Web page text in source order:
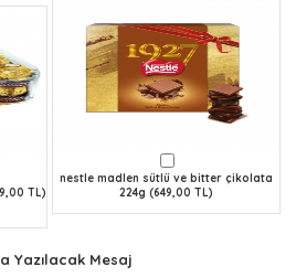
TL)
nestle madlen sütlü ve bitter çikolata
224g (649,00 TL)
Yazılacak Mesaj